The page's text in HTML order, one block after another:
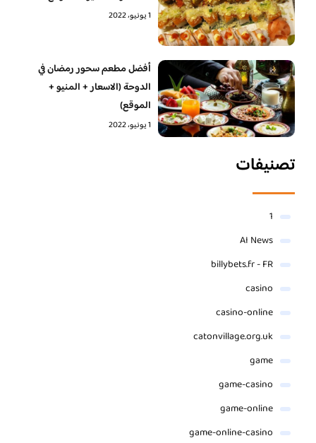
1 يونيو، 2022
أفضل مطعم سحور رمضان في
الدوحة (الاسعار + المنيو +
الموقع)
1 يونيو، 2022
تصنيفات
1
AI News
billybets.fr - FR
casino
casino-online
catonvillage.org.uk
game
game-casino
game-online
game-online-casino